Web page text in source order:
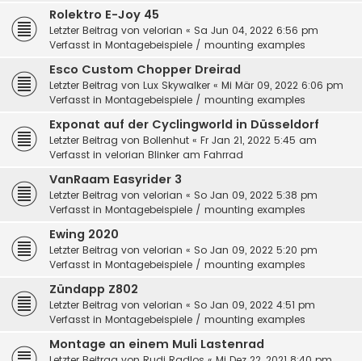
Rolektro E-Joy 45
Letzter Beitrag von velorian « Sa Jun 04, 2022 6:56 pm
Verfasst in Montagebeispiele / mounting examples
Esco Custom Chopper Dreirad
Letzter Beitrag von Lux Skywalker « Mi Mär 09, 2022 6:06 pm
Verfasst in Montagebeispiele / mounting examples
Exponat auf der Cyclingworld in Düsseldorf
Letzter Beitrag von Bollenhut « Fr Jan 21, 2022 5:45 am
Verfasst in velorian Blinker am Fahrrad
VanRaam Easyrider 3
Letzter Beitrag von velorian « So Jan 09, 2022 5:38 pm
Verfasst in Montagebeispiele / mounting examples
Ewing 2020
Letzter Beitrag von velorian « So Jan 09, 2022 5:20 pm
Verfasst in Montagebeispiele / mounting examples
Zündapp Z802
Letzter Beitrag von velorian « So Jan 09, 2022 4:51 pm
Verfasst in Montagebeispiele / mounting examples
Montage an einem Muli Lastenrad